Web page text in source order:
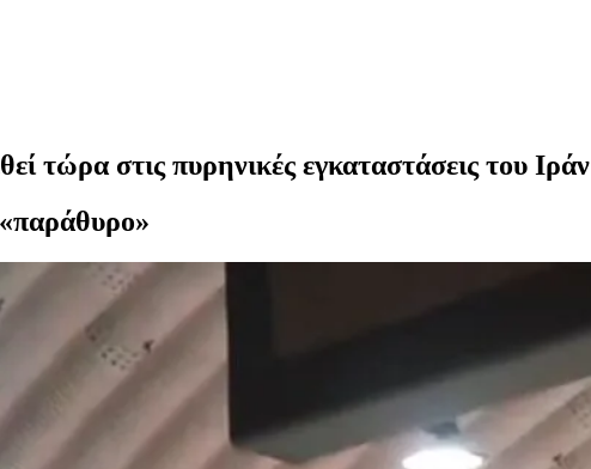
τώρα στις πυρηνικές εγκαταστάσεις του Ιράν